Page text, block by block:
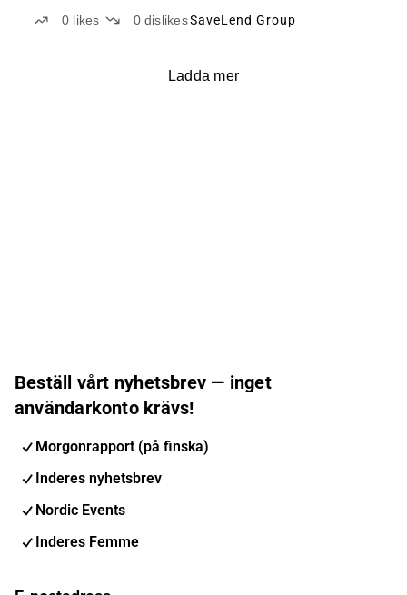
0 likes 0 dislikesSaveLend Group
Ladda mer
Beställ vårt nyhetsbrev — inget
användarkonto krävs!
Morgonrapport (på finska)
Inderes nyhetsbrev
Nordic Events
Inderes Femme